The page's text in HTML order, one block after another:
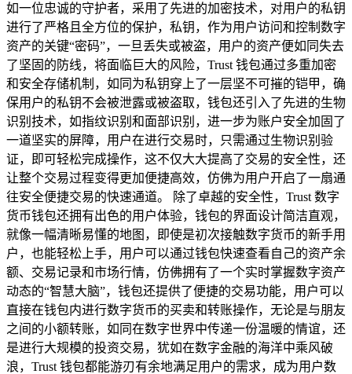
如一位忠诚的守护者，采用了先进的加密技术，对用户的私钥
进行了严格且全方位的保护，私钥，作为用户访问和控制数字
资产的关键“密码”，一旦丢失或被盗，用户的资产便如同失去
了坚固的防线，将面临巨大的风险，Trust 钱包通过多重加密
和安全存储机制，如同为私钥穿上了一层坚不可摧的铠甲，确
保用户的私钥不会被泄露或被盗取，钱包还引入了先进的生物
识别技术，如指纹识别和面部识别，进一步为账户安全加固了
一道坚实的屏障，用户在进行交易时，只需通过生物识别验
证，即可轻松完成操作，这不仅大大提高了交易的安全性，还
让整个交易过程变得更加便捷高效，仿佛为用户开启了一扇通
往安全便捷交易的快速通道。 除了卓越的安全性，Trust 数字
货币钱包还拥有出色的用户体验，钱包的界面设计简洁直观，
就像一幅清晰易懂的地图，即使是初次接触数字货币的新手用
户，也能轻松上手，用户可以通过钱包快速查看自己的资产余
额、交易记录和市场行情，仿佛拥有了一个实时掌握数字资产
动态的“智慧大脑”，钱包还提供了便捷的交易功能，用户可以
直接在钱包内进行数字货币的买卖和转账操作，无论是与朋友
之间的小额转账，如同在数字世界中传递一份温暖的情谊，还
是进行大规模的投资交易，犹如在数字金融的海洋中乘风破
浪，Trust 钱包都能游刃有余地满足用户的需求，成为用户数